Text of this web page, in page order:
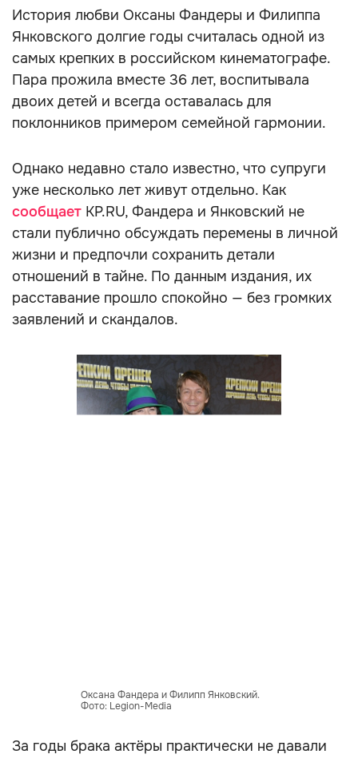
История любви Оксаны Фандеры и Филиппа
Янковского долгие годы считалась одной из
самых крепких в российском кинематографе.
Пара прожила вместе 36 лет, воспитывала
двоих детей и всегда оставалась для
поклонников примером семейной гармонии.
Однако недавно стало известно, что супруги
уже несколько лет живут отдельно. Как
сообщает KP.RU, Фандера и Янковский не
стали публично обсуждать перемены в личной
жизни и предпочли сохранить детали
отношений в тайне. По данным издания, их
расставание прошло спокойно — без громких
заявлений и скандалов.
Оксана Фандера и Филипп Янковский.
Фото: Legion-Media
За годы брака актёры практически не давали